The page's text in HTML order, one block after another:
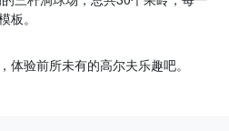
板。
验前所未有的高尔夫乐趣吧。